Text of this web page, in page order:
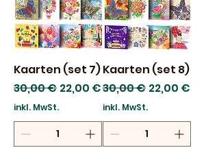
Kaarten (set 7)
Standardpreis
30,00 € Sale-Preis
22,00 €
inkl. MwSt.
Kaarten (set 8)
Standardpreis
30,00 € Sale-Preis
22,00 €
inkl. MwSt.